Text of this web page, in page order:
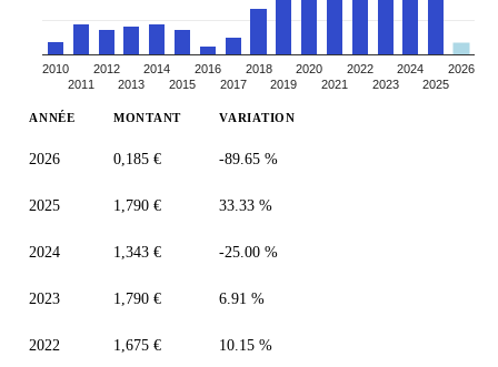
2010
2011
2012
2013
2014
2015
2016
2017
2018
2019
2020
2021
2022
2023
2024
2025
2026
ANNÉE MONTANT VARIATION
2026 0,185 € -89.65 %
2025 1,790 € 33.33 %
2024 1,343 € -25.00 %
2023 1,790 € 6.91 %
2022 1,675 € 10.15 %